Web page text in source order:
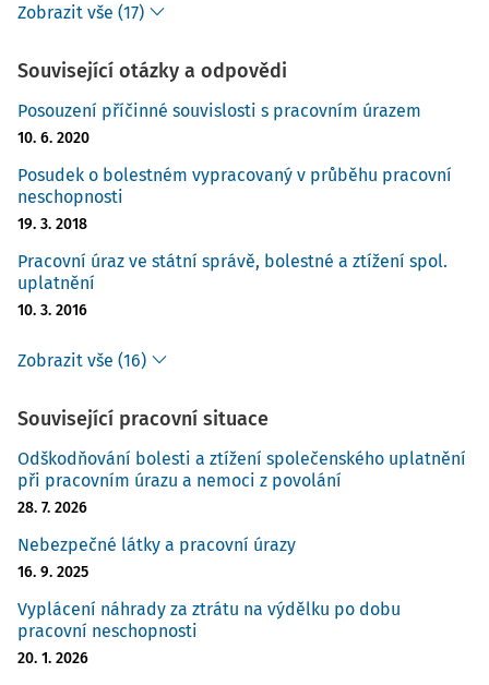
Zobrazit vše (17)
Související otázky a odpovědi
Posouzení příčinné souvislosti s pracovním úrazem
10. 6. 2020
Posudek o bolestném vypracovaný v průběhu pracovní
neschopnosti
19. 3. 2018
Pracovní úraz ve státní správě, bolestné a ztížení spol.
uplatnění
10. 3. 2016
Zobrazit vše (16)
Související pracovní situace
Odškodňování bolesti a ztížení společenského uplatnění
při pracovním úrazu a nemoci z povolání
28. 7. 2026
Nebezpečné látky a pracovní úrazy
16. 9. 2025
Vyplácení náhrady za ztrátu na výdělku po dobu
pracovní neschopnosti
20. 1. 2026